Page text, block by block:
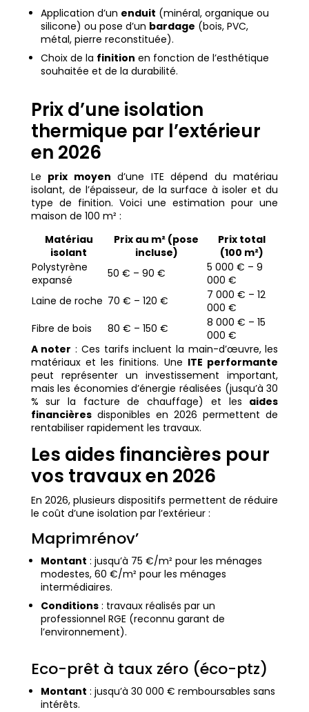
Application d’un enduit (minéral, organique ou
silicone) ou pose d’un bardage (bois, PVC,
métal, pierre reconstituée).
Choix de la finition en fonction de l’esthétique
souhaitée et de la durabilité.
Prix d’une isolation
thermique par l’extérieur
en 2026
Le prix moyen d’une ITE dépend du matériau
isolant, de l’épaisseur, de la surface à isoler et du
type de finition. Voici une estimation pour une
maison de 100 m² :
Matériau
isolant
Prix au m² (pose
incluse)
Prix total
(100 m²)
Polystyrène
expansé
50 € – 90 €
5 000 € – 9
000 €
Laine de roche 70 € – 120 €
7 000 € – 12
000 €
Fibre de bois
80 € – 150 €
8 000 € – 15
000 €
A noter : Ces tarifs incluent la main-d’œuvre, les
matériaux et les finitions. Une ITE performante
peut représenter un investissement important,
mais les économies d’énergie réalisées (jusqu’à 30
% sur la facture de chauffage) et les aides
financièresdisponibles en 2026 permettent de
rentabiliser rapidement les travaux.
Les aides financières pour
vos travaux en 2026
En 2026, plusieurs dispositifs permettent de réduire
le coût d’une isolation par l’extérieur :
Maprimrénov’
Montant : jusqu’à 75 €/m² pour les ménages
modestes, 60 €/m² pour les ménages
intermédiaires.
Conditions: travaux réalisés par un
professionnel RGE (reconnu garant de
l’environnement).
Eco-prêt à taux zéro (éco-ptz)
Montant : jusqu’à 30 000 € remboursables sans
intérêts.